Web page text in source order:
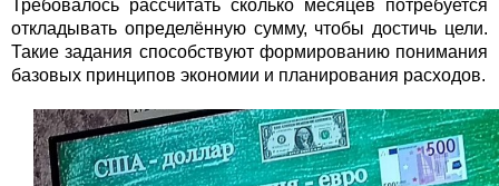
Требовалось рассчитать сколько месяцев потребуется
откладывать определённую сумму, чтобы достичь цели.
Такие задания способствуют формированию понимания
базовых принципов экономии и планирования расходов.